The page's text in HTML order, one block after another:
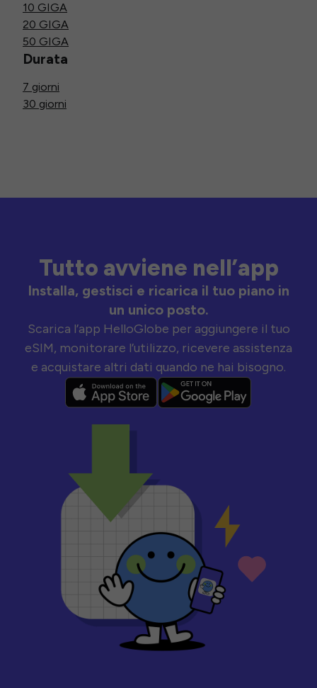
10 GIGA
20 GIGA
50 GIGA
Durata
7 giorni
30 giorni
Tutto avviene nell’app
Installa, gestisci e ricarica il tuo piano in
un unico posto.
Scarica l’app HelloGlobe per aggiungere il tuo
eSIM, monitorare l’utilizzo, ricevere assistenza
e acquistare altri dati quando ne hai bisogno.